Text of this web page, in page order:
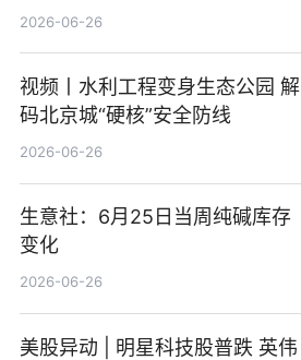
(511090) 盘中小幅上涨
2026-06-26
视频丨水利工程变身生态公园 解
码北京城“硬核”安全防线
2026-06-26
生意社：6月25日当周纯碱库存
变化
2026-06-26
美股异动 | 明星科技股普跌 英伟